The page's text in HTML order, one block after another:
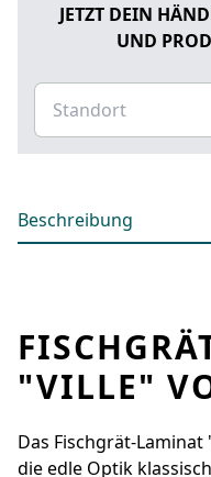
JETZT DEIN
UND
Beschreibung
"VILLE"
Das Fischgrät-Laminat
die edle Optik